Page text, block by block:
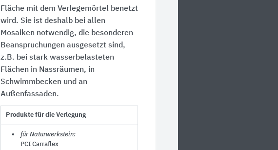
Fläche mit dem Verlegemörtel benetzt
wird. Sie ist deshalb bei allen
Mosaiken notwendig, die besonderen
Beanspruchungen ausgesetzt sind,
z.B. bei stark wasserbelasteten
Flächen in Nassräumen, in
Schwimmbecken und an
Außenfassaden.
Produkte für die Verlegung
für Naturwerkstein:
PCI Carraflex